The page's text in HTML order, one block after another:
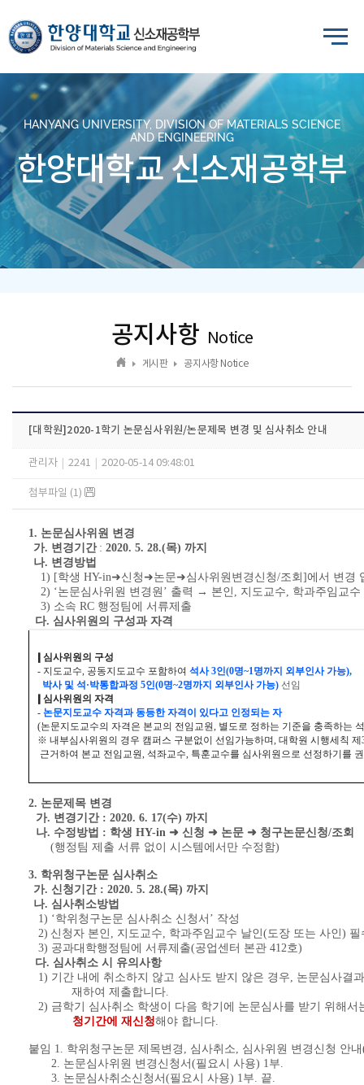
HANYANG UNIVERSITY, DIVISION OF MATERIALS SCIENCE
AND ENGINEERING
한양대학교 신소재공학부
공지사항 Notice
게시판 공지사항 Notice
[대학원]2020-1학기 논문심사위원/논문제목 변경 및 심사취소 안내
관리자 2241 2020-05-14 09:48:01
첨부파일 (1)
1. 논문심사위원 변경
가. 변경기간 : 2020. 5. 28.(목) 까지
나. 변경방법
1) [학생 HY-in➜신청 ➜논문➜심사위원변경신청/조회 ]에서 변경
2) ‘논문심사위원 변경원 ’ 출력 → 본인 , 지도교수, 학과주임교수
3) 소속 RC 행정팀에 서류제출
다. 심사위원의 구성과 자격
심사위원의 구성
- 지도교수, 공동지도교수 포함하여 석사3인(0명~1명까지 외부인사 가능),
박사 및 석 ·박통합과정 5인(0명~2명까지 외부인사 가능) 선임
심사위원의 자격
- 논문지도교수 자격과 동등한 자격이 있다고 인정되는 자
(논문지도교수의 자격은 본교의 전임교원, 별도로 정하는 기준을 충족하는
※ 내부심사위원의 경우 캠퍼스 구분없이 선임가능하며, 대학원 시행세칙 제
근거하여 본교 전임교원, 석좌교수, 특훈교수를 심사위원으로 선정하기를
2. 논문제목 변경
가. 변경기간 : 2020. 6. 17(수) 까지
나. 수정방법 : 학생 HY-in ➜ 신청 ➜ 논문 ➜ 청구논문신청/조회
(행정팀 제출 서류 없이 시스템에서만 수정함)
3. 학위청구논문 심사취소
가. 신청기간 : 2020. 5. 28.(목) 까지
나. 심사취소방법
1) ‘학위청구논문 심사취소 신청서 ’ 작성
2) 신청자 본인 , 지도교수, 학과주임교수 날인(도장 또는 사인) 필
3) 공과대학행정팀에 서류제출(공업센터 본관 412호)
다. 심사취소 시 유의사항
1) 기간 내에 취소하지 않고 심사도 받지 않은 경우, 논문심사결
재하여 제출합니다.
2) 금학기 심사취소 학생이 다음 학기에 논문심사를 받기 위해
청기간에 재신청해야 합니다.
붙임 1. 학위청구논문 제목변경 , 심사취소, 심사위원 변경신청 안내
2. 논문심사위원 변경신청서 (필요시 사용) 1부.
3. 논문심사취소신청서 (필요시 사용) 1부. 끝.